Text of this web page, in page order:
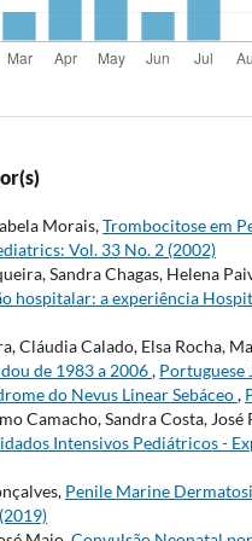
Morais,Trombocitose em
Vol. 33 No. 2 (2002)
Sandra Chagas, Helena
hospitalar: a experiência
Cláudia Calado, Elsa Rocha,
de 1983 a 2006, Portuguese
do Nevus Linear Sebáceo,
Camacho, Sandra Costa,
Intensivos Pediátricos -
Penile Marine